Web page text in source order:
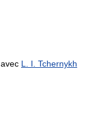
avec L. I. Tchernykh